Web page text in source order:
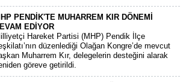
PENDİK'TE MUHARREM KIR DÖNEMİ
EDİYOR
Hareket Partisi (MHP) Pendik İlçe
düzenlediği Olağan Kongre’de mevcut
Muharrem Kır, delegelerin desteğini alarak
göreve getirildi.